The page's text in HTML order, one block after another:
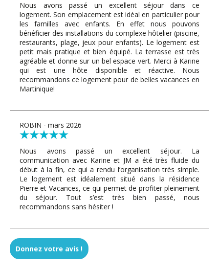
Nous avons passé un excellent séjour dans ce
logement. Son emplacement est idéal en particulier pour
les familles avec enfants. En effet nous pouvons
bénéficier des installations du complexe hôtelier (piscine,
restaurants, plage, jeux pour enfants). Le logement est
petit mais pratique et bien équipé. La terrasse est très
agréable et donne sur un bel espace vert. Merci à Karine
qui est une hôte disponible et réactive. Nous
recommandons ce logement pour de belles vacances en
Martinique!
ROBIN - mars 2026
Nous avons passé un excellent séjour. La
communication avec Karine et JM a été très fluide du
début à la fin, ce qui a rendu l’organisation très simple.
Le logement est idéalement situé dans la résidence
Pierre et Vacances, ce qui permet de profiter pleinement
du séjour. Tout s’est très bien passé, nous
recommandons sans hésiter !
Donnez votre avis !